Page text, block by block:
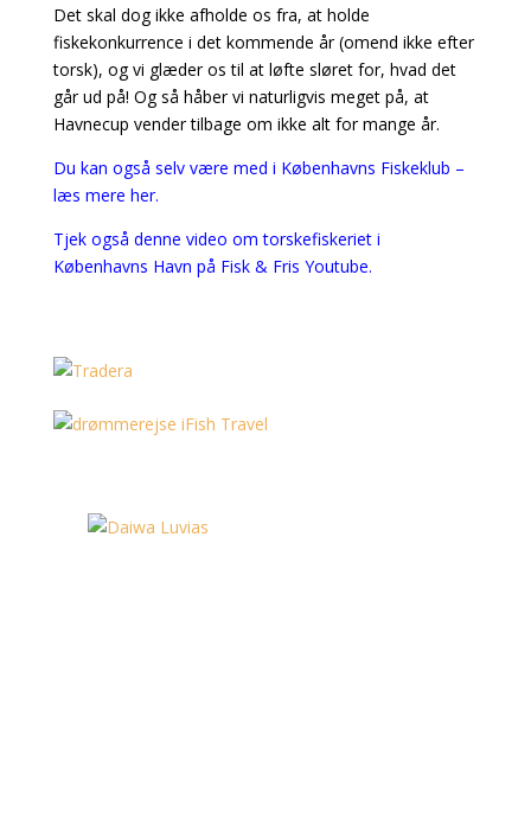
Det skal dog ikke afholde os fra, at holde
fiskekonkurrence i det kommende år (omend ikke efter
torsk), og vi glæder os til at løfte sløret for, hvad det
går ud på! Og så håber vi naturligvis meget på, at
Havnecup vender tilbage om ikke alt for mange år.
Du kan også selv være med i Københavns Fiskeklub –
læs mere her.
Tjek også denne video om torskefiskeriet i
Københavns Havn på Fisk & Fris Youtube.